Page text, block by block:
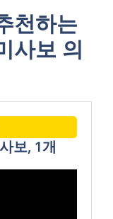
천하는
사보 의
보, 1개